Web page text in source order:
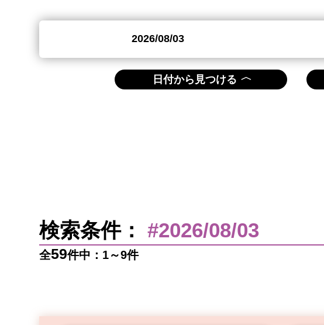
日付から見つける 〈
検索条件：#2026/08/03
全59件中：1～9件